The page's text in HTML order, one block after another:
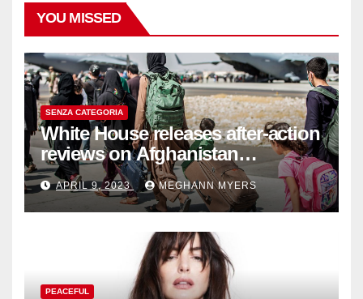
YOU MISSED
SENZA CATEGORIA
White House releases after-action
reviews on Afghanistan
withdrawal
APRIL 9, 2023 MEGHANN MYERS
PEACEFUL